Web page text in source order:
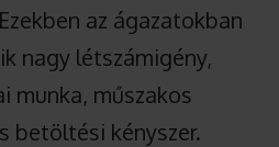
az ágazatokban
nagy létszámigény,
munka, műszakos
betöltési kényszer.